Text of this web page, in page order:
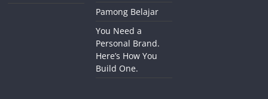
Pamong Belajar
You Need a
Personal Brand.
Here’s How You
Build One.